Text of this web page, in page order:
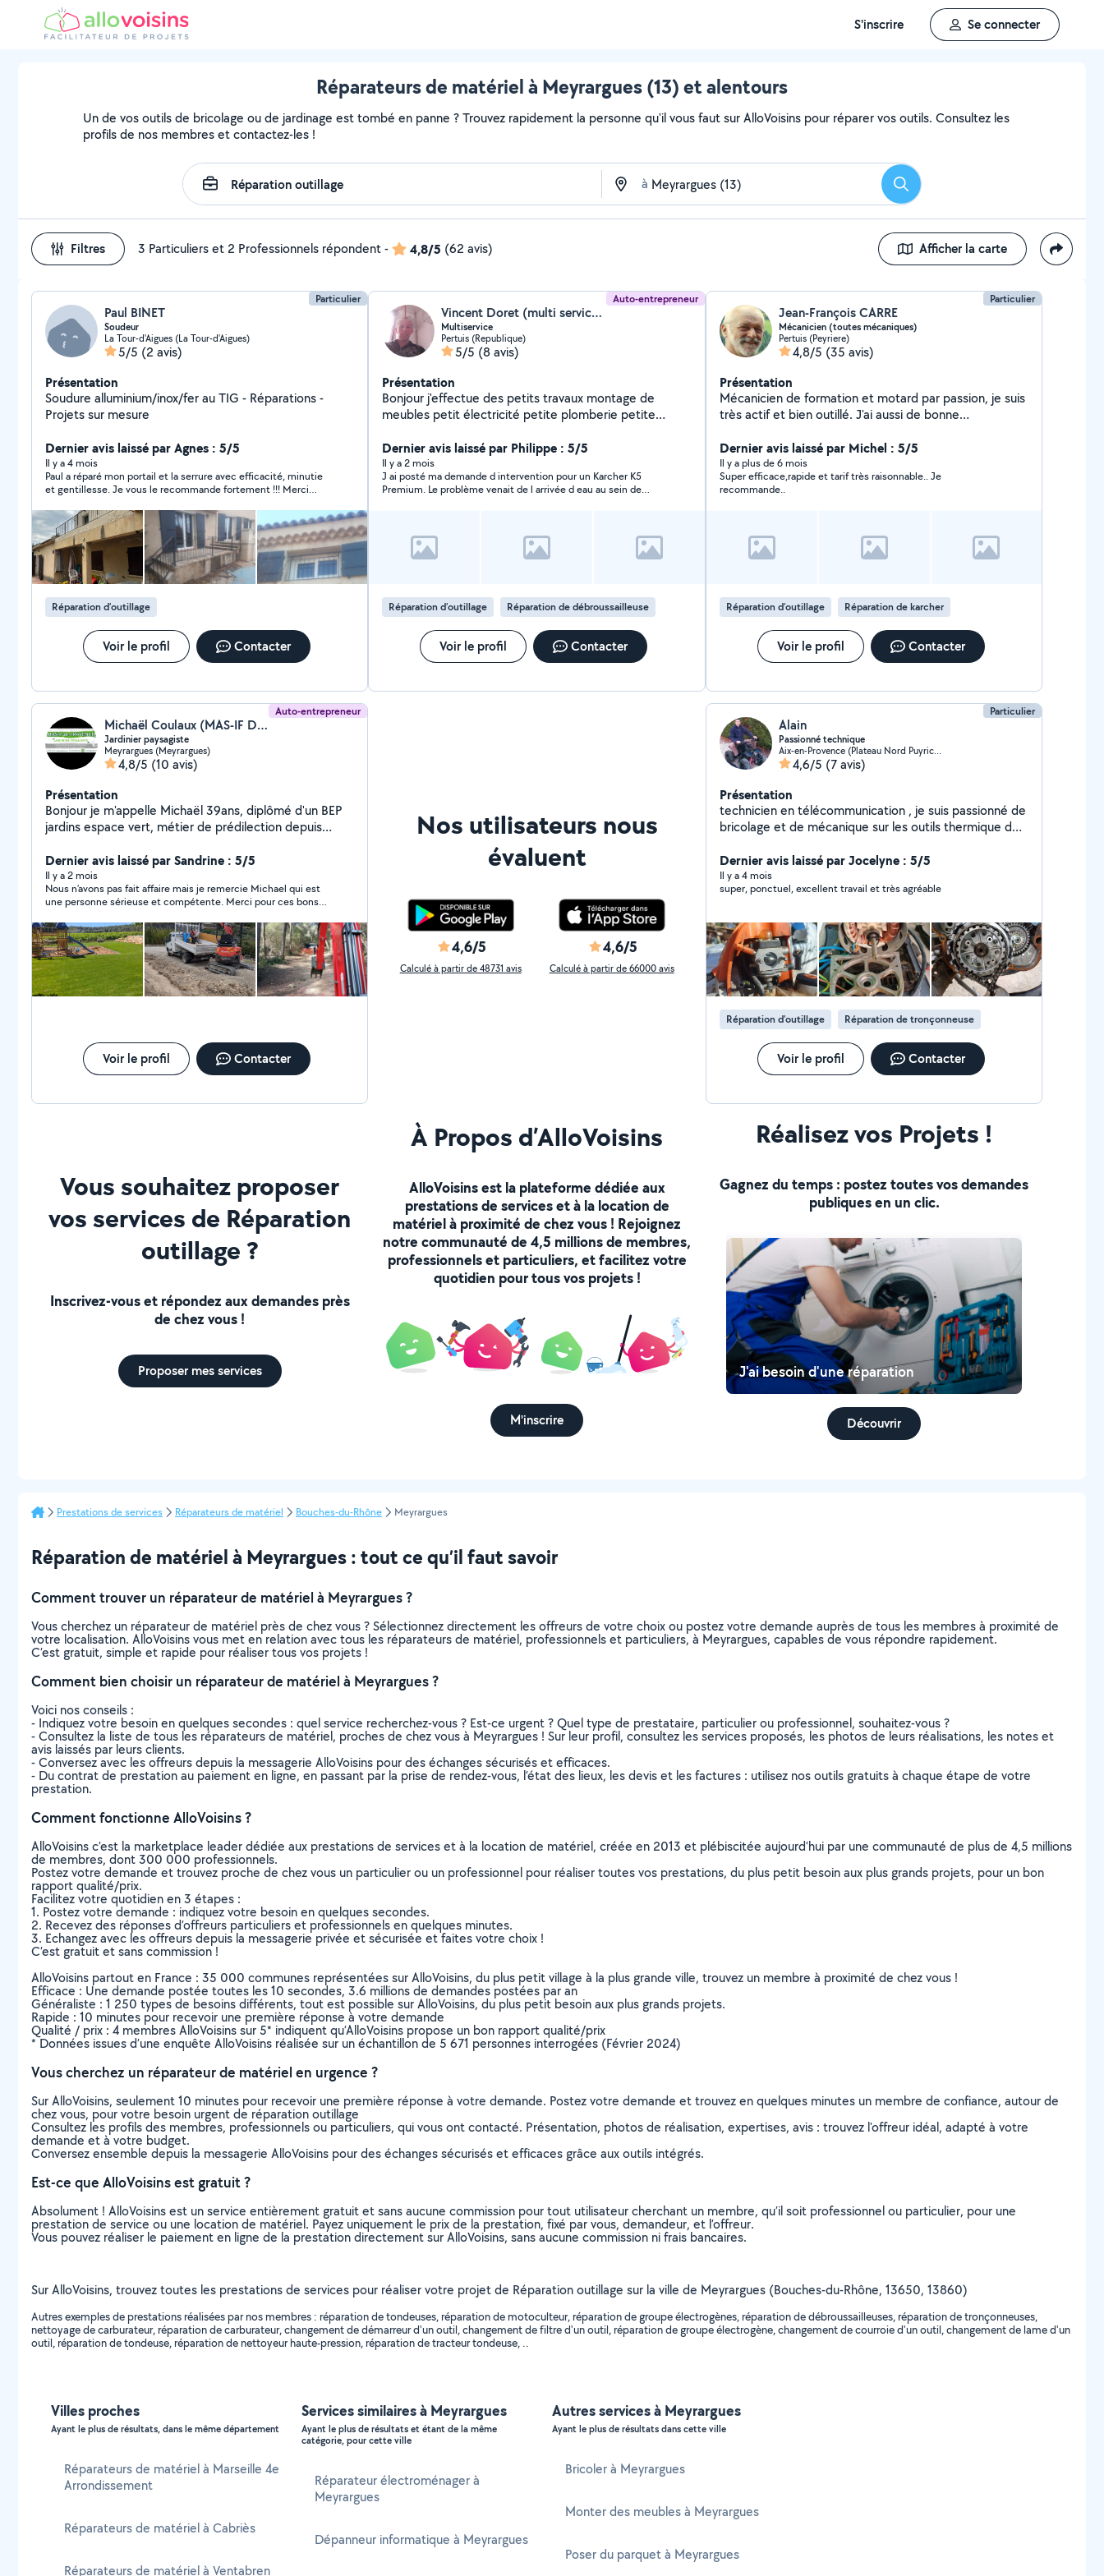
S'inscrire Se connecter
Réparateurs de matériel à Meyrargues (13) et alentours
Un de vos outils de bricolage ou de jardinage est tombé en panne ? Trouvez rapidement la personne qu'il vous faut sur AlloVoisins pour réparer vos outils. Consultez les
profils de nos membres et contactez-les !
à Rechercher
Filtres 3 Particuliers et 2 Professionnels répondent- 4,8/5 (62 avis) Afficher la carte
Particulier
Paul BINET
Soudeur
La Tour-d'Aigues (La Tour-d'Aigues)
5/5 (2 avis)
Présentation
Soudure alluminium/inox/fer au TIG - Réparations -
Projets sur mesure
Dernier avis laissé par Agnes : 5/5
Il y a 4 mois
Paul a réparé mon portail et la serrure avec efficacité, minutie
et gentillesse. Je vous le recommande fortement !!! Merci
Réparation d’outillage
Voir le profil Contacter
Auto-entrepreneur
Vincent Doret (multi service vincent)
Multiservice
Pertuis (Republique)
5/5 (8 avis)
Présentation
Bonjour j'effectue des petits travaux montage de
meubles petit électricité petite plomberie petite
Dernier avis laissé par Philippe : 5/5
Il y a 2 mois
J ai posté ma demande d intervention pour un Karcher K5
Premium. Le problème venait de l arrivée d eau au sein de
Réparation d’outillage Réparation de débroussailleuse
Voir le profil Contacter
Particulier
Jean-François CARRE
Mécanicien (toutes mécaniques)
Pertuis (Peyriere)
4,8/5 (35 avis)
Présentation
Mécanicien de formation et motard par passion, je suis
très actif et bien outillé. J'ai aussi de bonne
les machines à coudre, les surjeteuses et tout
l'électroménager, petit et gros.
Dernier avis laissé par Michel : 5/5
Il y a plus de 6 mois
Super efficace,rapide et tarif très raisonnable.. Je
recommande..
Réparation d’outillage Réparation de karcher
Voir le profil Contacter
Auto-entrepreneur
Michaël Coulaux (MAS-IF DE PROVENCE)
Jardinier paysagiste
Meyrargues (Meyrargues)
4,8/5 (10 avis)
Présentation
Bonjour je m'appelle Michaël 39ans, diplômé d'un BEP
jardins espace vert, métier de prédilection depuis
un véritable homme à tous faire. Je vous propose mes
services avec le détail d'un travail soigné. Je suis
autonome en matériel, ponctuel, avenant et réfléchi
avec la priorité sur le bonheur du client. Du
terrassement à la floraison, Mica vous accompagne en
toute saison.
Dernier avis laissé par Sandrine : 5/5
Il y a 2 mois
Nous n’avons pas fait affaire mais je remercie Michael qui est
une personne sérieuse et compétente. Merci pour ces bons
Voir le profil Contacter
Nos utilisateurs nous
évaluent
4,6/5
Calculé à partir de 48731 avis
4,6/5
Calculé à partir de 66000 avis
Particulier
Alain
Passionné technique
Aix-en-Provence (Plateau Nord Puyricard)
4,6/5 (7 avis)
Présentation
technicien en télécommunication , je suis passionné de
bricolage et de mécanique sur les outils thermique de
électroménager. Je donne aussi des cours
d'informatique afin d'utiliser les smartphones tablettes
et pc. A bientôt .Alain
Dernier avis laissé par Jocelyne : 5/5
Il y a 4 mois
super, ponctuel, excellent travail et très agréable
Réparation d’outillage Réparation de tronçonneuse
Voir le profil Contacter
Vous souhaitez proposer
vos services de Réparation
outillage ?
Inscrivez-vous et répondez aux demandes près
de chez vous !
Proposer mes services
À Propos d’AlloVoisins
AlloVoisins est la plateforme dédiée aux
prestations de services et à la location de
matériel à proximité de chez vous ! Rejoignez
notre communauté de 4,5 millions de membres,
professionnels et particuliers, et facilitez votre
quotidien pour tous vos projets !
M'inscrire
Réalisez vos Projets !
Gagnez du temps : postez toutes vos demandes
publiques en un clic.
J'ai besoin d'une réparation
Découvrir
Prestations de services Réparateurs de matériel Bouches-du-Rhône Meyrargues
Réparation de matériel à Meyrargues : tout ce qu’il faut savoir
Comment trouver un réparateur de matériel à Meyrargues ?
Vous cherchez un réparateur de matériel près de chez vous ? Sélectionnez directement les offreurs de votre choix ou postez votre demande auprès de tous les membres à proximité de
votre localisation. AlloVoisins vous met en relation avec tous les réparateurs de matériel, professionnels et particuliers, à Meyrargues, capables de vous répondre rapidement.
C’est gratuit, simple et rapide pour réaliser tous vos projets !
Comment bien choisir un réparateur de matériel à Meyrargues ?
Voici nos conseils :
- Indiquez votre besoin en quelques secondes : quel service recherchez-vous ? Est-ce urgent ? Quel type de prestataire, particulier ou professionnel, souhaitez-vous ?
- Consultez la liste de tous les réparateurs de matériel, proches de chez vous à Meyrargues ! Sur leur profil, consultez les services proposés, les photos de leurs réalisations, les notes et
avis laissés par leurs clients.
- Conversez avec les offreurs depuis la messagerie AlloVoisins pour des échanges sécurisés et efficaces.
- Du contrat de prestation au paiement en ligne, en passant par la prise de rendez-vous, l’état des lieux, les devis et les factures : utilisez nos outils gratuits à chaque étape de votre
prestation.
Comment fonctionne AlloVoisins ?
AlloVoisins c’est la marketplace leader dédiée aux prestations de services et à la location de matériel, créée en 2013 et plébiscitée aujourd’hui par une communauté de plus de 4,5 millions
de membres, dont 300 000 professionnels.
Postez votre demande et trouvez proche de chez vous un particulier ou un professionnel pour réaliser toutes vos prestations, du plus petit besoin aux plus grands projets, pour un bon
rapport qualité/prix.
Facilitez votre quotidien en 3 étapes :
1. Postez votre demande : indiquez votre besoin en quelques secondes.
2. Recevez des réponses d’offreurs particuliers et professionnels en quelques minutes.
3. Echangez avec les offreurs depuis la messagerie privée et sécurisée et faites votre choix !
C’est gratuit et sans commission !
AlloVoisins partout en France : 35 000 communes représentées sur AlloVoisins, du plus petit village à la plus grande ville, trouvez un membre à proximité de chez vous !
Efficace : Une demande postée toutes les 10 secondes, 3.6 millions de demandes postées par an
Généraliste : 1 250 types de besoins différents, tout est possible sur AlloVoisins, du plus petit besoin aux plus grands projets.
Rapide : 10 minutes pour recevoir une première réponse à votre demande
Qualité / prix : 4 membres AlloVoisins sur 5* indiquent qu’AlloVoisins propose un bon rapport qualité/prix
* Données issues d’une enquête AlloVoisins réalisée sur un échantillon de 5 671 personnes interrogées (Février 2024)
Vous cherchez un réparateur de matériel en urgence ?
Sur AlloVoisins, seulement 10 minutes pour recevoir une première réponse à votre demande. Postez votre demande et trouvez en quelques minutes un membre de confiance, autour de
chez vous, pour votre besoin urgent de réparation outillage
Consultez les profils des membres, professionnels ou particuliers, qui vous ont contacté. Présentation, photos de réalisation, expertises, avis : trouvez l'offreur idéal, adapté à votre
demande et à votre budget.
Conversez ensemble depuis la messagerie AlloVoisins pour des échanges sécurisés et efficaces grâce aux outils intégrés.
Est-ce que AlloVoisins est gratuit ?
Absolument ! AlloVoisins est un service entièrement gratuit et sans aucune commission pour tout utilisateur cherchant un membre, qu’il soit professionnel ou particulier, pour une
prestation de service ou une location de matériel. Payez uniquement le prix de la prestation, fixé par vous, demandeur, et l’offreur.
Vous pouvez réaliser le paiement en ligne de la prestation directement sur AlloVoisins, sans aucune commission ni frais bancaires.
Sur AlloVoisins, trouvez toutes les prestations de services pour réaliser votre projet de Réparation outillage sur la ville de Meyrargues (Bouches-du-Rhône, 13650, 13860)
Autres exemples de prestations réalisées par nos membres : réparation de tondeuses, réparation de motoculteur, réparation de groupe électrogènes, réparation de débroussailleuses, réparation de tronçonneuses,
nettoyage de carburateur, réparation de carburateur, changement de démarreur d'un outil, changement de filtre d'un outil, réparation de groupe électrogène, changement de courroie d'un outil, changement de lame d'un
outil, réparation de tondeuse, réparation de nettoyeur haute-pression, réparation de tracteur tondeuse, ..
Villes proches
Ayant le plus de résultats, dans le même département
Réparateurs de matériel à Marseille 4e
Arrondissement
Réparateurs de matériel à Cabriès
Réparateurs de matériel à Ventabren
Services similaires à Meyrargues
Ayant le plus de résultats et étant de la même
catégorie, pour cette ville
Réparateur électroménager à
Meyrargues
Dépanneur informatique à Meyrargues
Autres services à Meyrargues
Ayant le plus de résultats dans cette ville
Bricoler à Meyrargues
Monter des meubles à Meyrargues
Poser du parquet à Meyrargues